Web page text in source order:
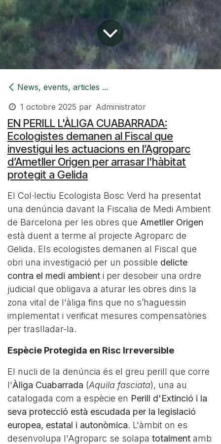
News, events, articles ...
1 octobre 2025 par Administrator
EN PERILL L'ÀLIGA CUABARRADA:
Ecologistes demanen al Fiscal que
investigui les actuacions en l’Agroparc
d’Ametller Origen per arrasar l'hàbitat
protegit a Gelida
El Col·lectiu Ecologista Bosc Verd ha presentat
una denúncia davant la Fiscalia de Medi Ambient
de Barcelona per les obres que Ametller Origen
està duent a terme al projecte Agroparc de
Gelida. Els ecologistes demanen al Fiscal que
obri una investigació per un possible delicte
contra el medi ambient i per desobeir una ordre
judicial que obligava a aturar les obres dins la
zona vital de l'àliga fins que no s’haguessin
implementat i verificat mesures compensatòries
per traslladar-la.
Espècie Protegida en Risc Irreversible
El nucli de la denúncia és el greu perill que corre
l'Àliga Cuabarrada (Aquila fasciata), una au
catalogada com a espècie en Perill d'Extinció i la
seva protecció està escudada per la legislació
europea, estatal i autonòmica. L'àmbit on es
desenvolupa l'Agroparc se solapa totalment amb